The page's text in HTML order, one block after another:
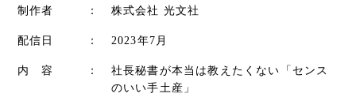
制作者 ： 株式会社 光文社
配信日 ： 2023年7月
内 容 ： 社長秘書が本当は教えたくない「センス
のいい手土産」